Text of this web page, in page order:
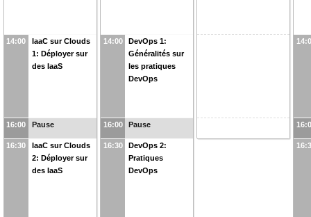
14:00
IaaC sur Clouds
1: Déployer sur
des IaaS
16:00 Pause
16:30
IaaC sur Clouds
2: Déployer sur
des IaaS
14:00
DevOps 1:
Généralités sur
les pratiques
DevOps
16:00 Pause
16:30
DevOps 2:
Pratiques
DevOps